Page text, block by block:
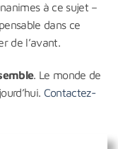
à ce sujet –
dans ce
de l’avant.
. Le monde de
Contactez-